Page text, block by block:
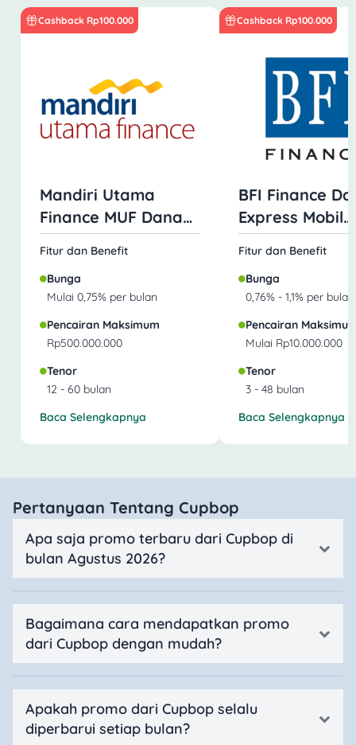
Cashback Rp100.000
Mandiri Utama
Finance MUF Dana
Mobil
Fitur dan Benefit
Bunga
Mulai 0,75% per bulan
Pencairan Maksimum
Rp500.000.000
Tenor
12 - 60 bulan
Baca Selengkapnya
Cashback Rp100.000
BFI Finance
Express Mobil
Jaminan BPKB
Fitur dan Benefit
Bunga
0,76% - 1,1% per bulan
Pencairan
Mulai Rp10.000.000
Tenor
3 - 48 bulan
Baca Selengkapnya
Pertanyaan Tentang Cupbop
Apa saja promo terbaru dari Cupbop di
bulan Agustus 2026?
Bagaimana cara mendapatkan promo
dari Cupbop dengan mudah?
Apakah promo dari Cupbop selalu
diperbarui setiap bulan?